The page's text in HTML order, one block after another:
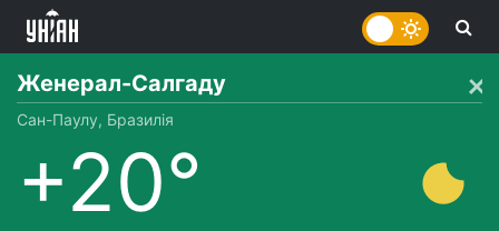
Женерал-Салгаду
Сан-Паулу, Бразилія
+20°